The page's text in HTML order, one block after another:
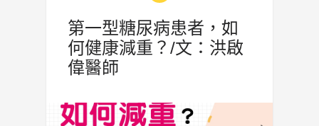
第一型糖尿病患者，如
何健康減重？/文：洪啟
偉醫師